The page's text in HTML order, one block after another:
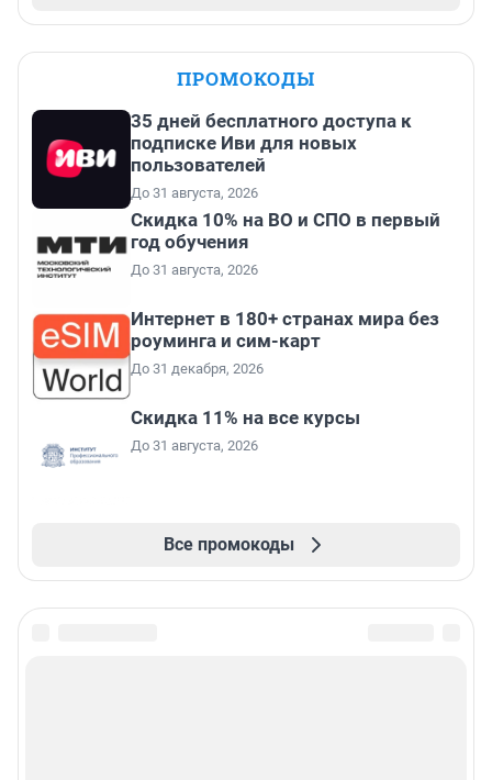
ПРОМОКОДЫ
35 дней бесплатного доступа к
подписке Иви для новых
пользователей
До 31 августа, 2026
Скидка 10% на ВО и СПО в первый
год обучения
До 31 августа, 2026
Интернет в 180+ странах мира без
роуминга и сим-карт
До 31 декабря, 2026
Скидка 11% на все курсы
До 31 августа, 2026
Все промокоды